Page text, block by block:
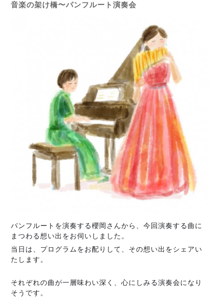
音楽の架け橋〜パンフルート演奏会
パンフルートを演奏する櫻岡さんから、今回演奏する曲に
まつわる想い出をお伺いしました。
当日は、プログラムをお配りして、その想い出をシェアい
たします。
それぞれの曲が一層味わい深く、心にしみる演奏会になり
そうです。